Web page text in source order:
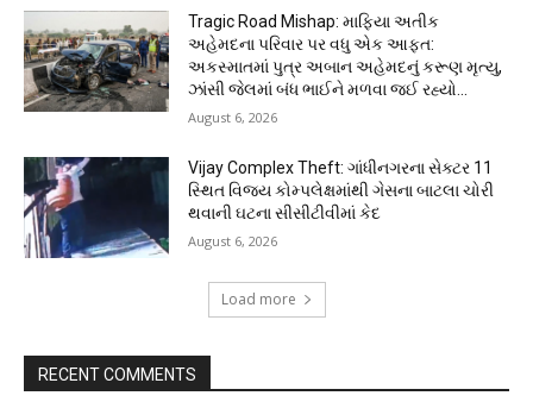
Tragic Road Mishap: માફિયા અતીક
અહેમદના પરિવાર પર વધુ એક આફત:
અકસ્માતમાં પુત્ર અબાન અહેમદનું કરૂણ મૃત્યુ,
ઝાંસી જેલમાં બંધ ભાઈને મળવા જઈ રહ્યો...
August 6, 2026
Vijay Complex Theft: ગાંધીનગરના સેક્ટર 11
સ્થિત વિજય કોમ્પલેક્ષમાંથી ગેસના બાટલા ચોરી
થવાની ઘટના સીસીટીવીમાં કેદ
August 6, 2026
Load more
RECENT COMMENTS